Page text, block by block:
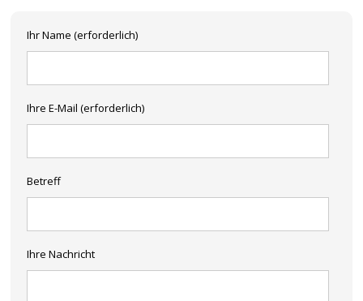
Ihr Name (erforderlich)
Ihre E-Mail (erforderlich)
Betreff
Ihre Nachricht